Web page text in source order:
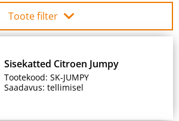
Toote filter
Sisekatted Citroen Jumpy
Tootekood: SK-JUMPY
Saadavus: tellimisel